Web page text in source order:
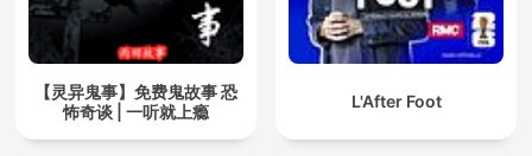
【灵异鬼事】免费鬼故事 恐
怖奇谈 | 一听就上瘾
L'After Foot